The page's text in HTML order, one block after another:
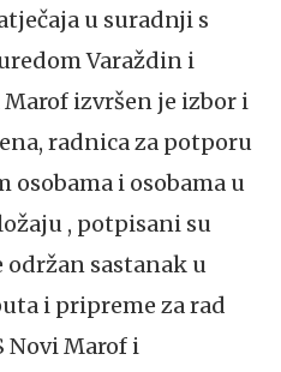
u suradnji s
Varaždin i
izvršen je izbor i
radnica za potporu
i osobama u
, potpisani su
održan sastanak u
i pripreme za rad
Novi Marof i